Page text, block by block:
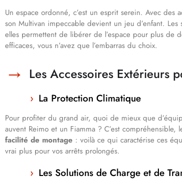
Un espace ordonné, c’est un esprit serein. Avec des
son Multivan impeccable devient un jeu d’enfant.
elles permettent de libérer de l’espace pour plus de
efficaces, vous n’avez que l’embarras du choix.
Les Accessoires Extérieurs
La Protection Climatique
Pour profiter du grand air, quoi de mieux que
auvent Reimo et un Fiamma ? C’est compréhensible,
facilité de montage : voilà ce qui caractérise ces
vrai plus pour vos arrêts prolongés.
Les Solutions de Charge et de